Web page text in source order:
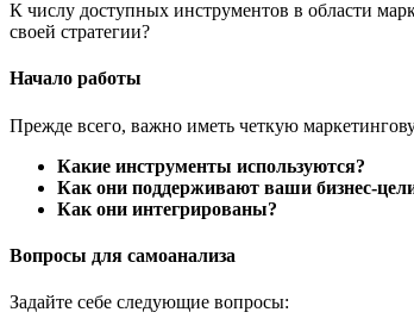
К числу доступных инструментов в области
своей стратегии?
Начало работы
Прежде всего, важно иметь четкую
Какие инструменты используются?
Как они поддерживают ваши бизнес-
Как они интегрированы?
Вопросы для самоанализа
Задайте себе следующие вопросы: